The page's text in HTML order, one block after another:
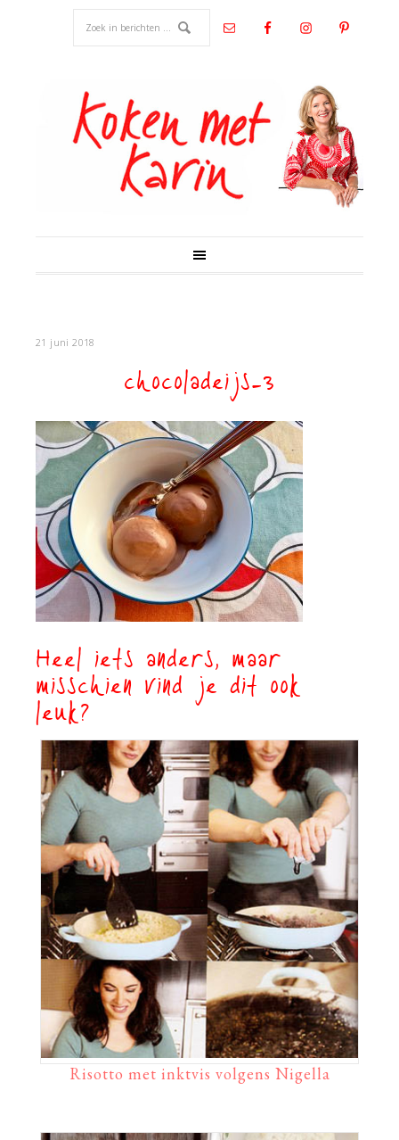
21 juni 2018
chocoladeijs-3
Heel iets anders, maar
misschien vind je dit ook
leuk?
Risotto met inktvis volgens Nigella